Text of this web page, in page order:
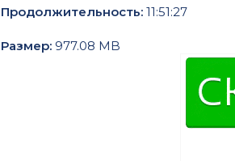
Продолжительность: 11:51:27
Размер: 977.08 MB